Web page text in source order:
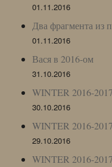
01.11.2016
Два фрагмента
01.11.2016
Вася в 2016-ом
31.10.2016
WINTER 2016-
30.10.2016
WINTER 2016-
29.10.2016
WINTER 2016-